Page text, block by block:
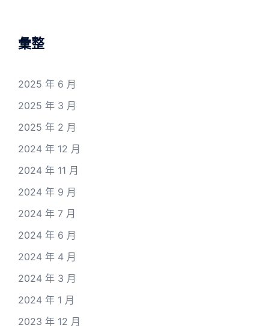
彙整
2025 年 6 月
2025 年 3 月
2025 年 2 月
2024 年 12 月
2024 年 11 月
2024 年 9 月
2024 年 7 月
2024 年 6 月
2024 年 4 月
2024 年 3 月
2024 年 1 月
2023 年 12 月